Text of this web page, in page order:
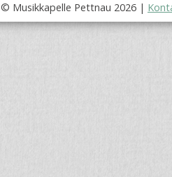
© Musikkapelle Pettnau 2026 |